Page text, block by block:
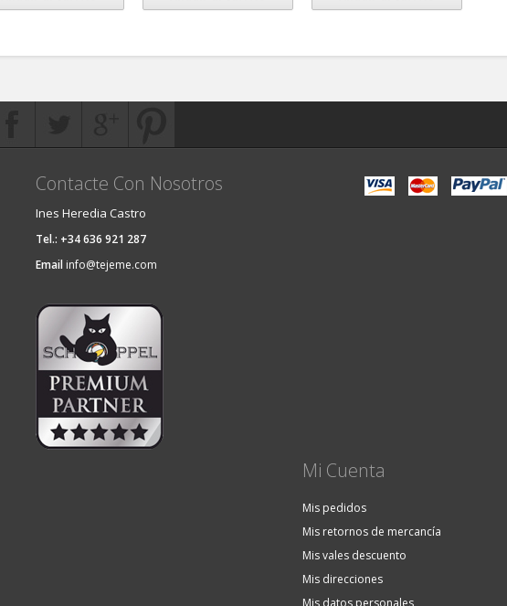
Contacte Con Nosotros
Ines Heredia Castro
Tel.: +34 636 921 287
Email info@tejeme.com
Mi Cuenta
Mis pedidos
Mis retornos de mercancía
Mis vales descuento
Mis direcciones
Mis datos personales